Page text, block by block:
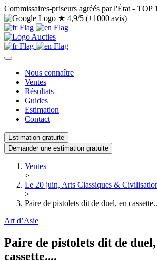
Commissaires-priseurs agréés par l'État - TOP
★ 4,9/5 (+1000 avis)
Nous connaître
Ventes
Résultats
Guides
Estimation
Contact
Estimation gratuite
Demander une estimation gratuite
Ventes
>
Le 20 juin, Arts Classiques &
>
Paire de pistolets dit de duel, en
Art d’Asie
Paire de pistolets dit de
cassette....